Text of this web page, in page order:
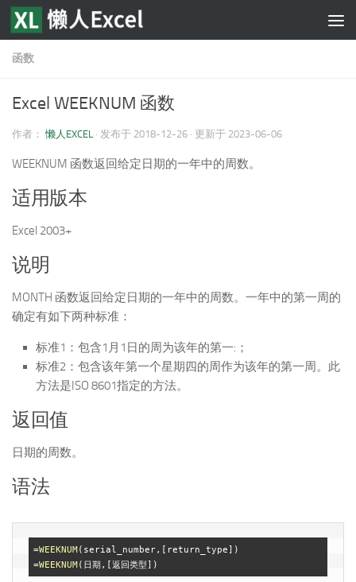
跳至内容
函数
Excel WEEKNUM 函数
作者： 懒人EXCEL · 发布于 2018-12-26 · 更新于 2023-06-06
WEEKNUM 函数返回给定日期的一年中的周数。
适用版本
Excel 2003+
说明
MONTH 函数返回给定日期的一年中的周数。一年中的第一周的
确定有如下两种标准：
标准1：包含1月1日的周为该年的第一:；
标准2：包含该年第一个星期四的周作为该年的第一周。此
方法是ISO 8601指定的方法。
返回值
日期的周数。
语法
=WEEKNUM(serial_number,[return_type])
=WEEKNUM